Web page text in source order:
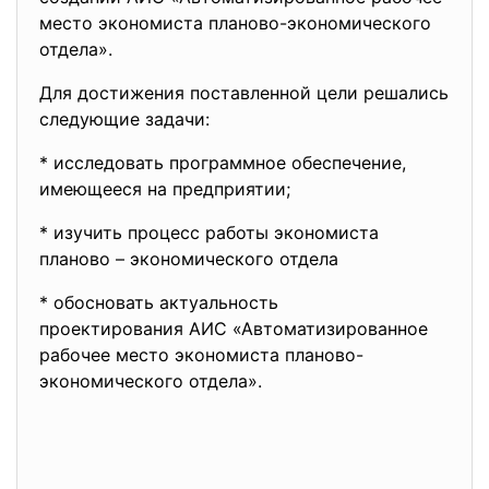
место экономиста планово-экономического
отдела».
Для достижения поставленной цели решались
следующие задачи:
* исследовать программное обеспечение,
имеющееся на предприятии;
* изучить процесс работы экономиста
планово – экономического отдела
* обосновать актуальность
проектирования АИС «Автоматизированное
рабочее место экономиста планово-
экономического отдела».